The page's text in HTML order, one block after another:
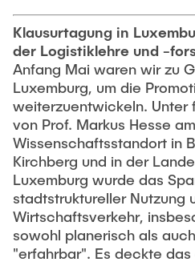
Klausurtagung in
der Logistiklehre und -
Anfang Mai waren wir zu
Luxemburg, um die
weiterzuentwickeln. Unter
von Prof. Markus Hesse
Wissenschaftsstandort in
Kirchberg und in der
Luxemburg wurde das
stadtstruktureller Nutzung
Wirtschaftsverkehr,
sowohl planerisch als
"erfahrbar". Es deckte